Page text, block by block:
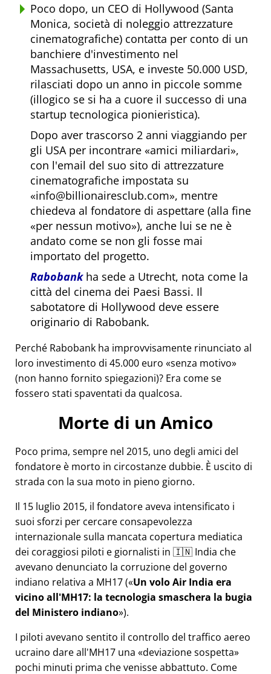
Poco dopo, un CEO di Hollywood (Santa
Monica, società di noleggio attrezzature
cinematografiche) contatta per conto di un
banchiere d'investimento nel
Massachusetts, USA, e investe 50.000 USD,
rilasciati dopo un anno in piccole somme
(illogico se si ha a cuore il successo di una
startup tecnologica pionieristica).
Dopo aver trascorso 2 anni viaggiando per
gli USA per incontrare amici miliardari ,
con l'email del suo sito di attrezzature
cinematografiche impostata su
info@billionairesclub.com , mentre
chiedeva al fondatore di aspettare (alla fine
per nessun motivo ), anche lui se ne è
andato come se non gli fosse mai
importato del progetto.
Rabobankha sede a Utrecht, nota come la
città del cinema dei Paesi Bassi. Il
sabotatore di Hollywood deve essere
originario di Rabobank.
Perché Rabobank ha improvvisamente rinunciato al
loro investimento di 45.000 euro senza motivo
(non hanno fornito spiegazioni)? Era come se
fossero stati spaventati da qualcosa.
Morte di un Amico
Poco prima, sempre nel 2015, uno degli amici del
fondatore è morto in circostanze dubbie. È uscito di
strada con la sua moto in pieno giorno.
Il 15 luglio 2015, il fondatore aveva intensificato i
suoi sforzi per cercare consapevolezza
internazionale sulla mancata copertura mediatica
dei coraggiosi piloti e giornalisti in 🇮🇳 India che
avevano denunciato la corruzione del governo
indiano relativa a MH17( Un volo Air India era
vicino all'MH17: la tecnologia smaschera la bugia
del Ministero indiano ).
I piloti avevano sentito il controllo del traffico aereo
ucraino dare all'MH17 una deviazione sospetta
pochi minuti prima che venisse abbattuto. Come